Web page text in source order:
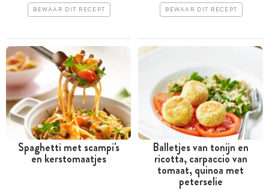
BEWAAR DIT RECEPT BEWAAR DIT RECEPT
Spaghetti met scampi's
en kerstomaatjes
Balletjes van tonijn en
ricotta, carpaccio van
tomaat, quinoa met
peterselie